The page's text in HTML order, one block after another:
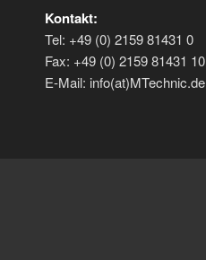
Kontakt:
Tel: +49 (0) 2159 81431 0
Fax: +49 (0) 2159 81431 10
E-Mail: info(at)MTechnic.de